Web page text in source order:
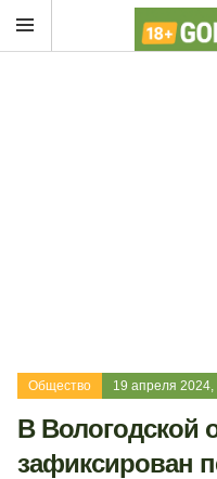
Общество 19 апреля 2024,
В Вологодской
зафиксирован